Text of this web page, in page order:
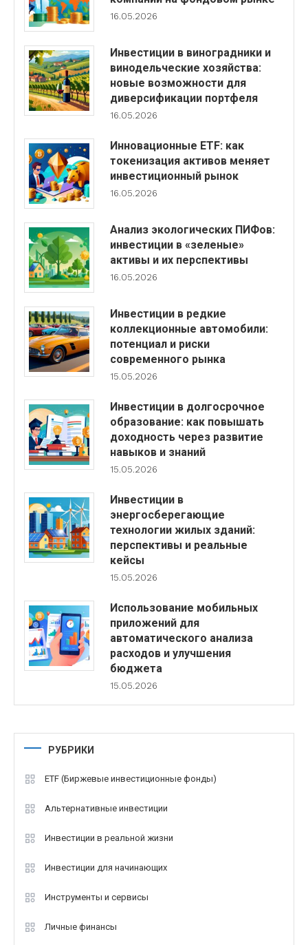
16.05.2026
Инвестиции в виноградники и
винодельческие хозяйства:
новые возможности для
диверсификации портфеля
16.05.2026
Инновационные ETF: как
токенизация активов меняет
инвестиционный рынок
16.05.2026
Анализ экологических ПИФов:
инвестиции в «зеленые»
активы и их перспективы
16.05.2026
Инвестиции в редкие
коллекционные автомобили:
потенциал и риски
современного рынка
15.05.2026
Инвестиции в долгосрочное
образование: как повышать
доходность через развитие
навыков и знаний
15.05.2026
Инвестиции в
энергосберегающие
технологии жилых зданий:
перспективы и реальные
кейсы
15.05.2026
Использование мобильных
приложений для
автоматического анализа
расходов и улучшения
бюджета
15.05.2026
РУБРИКИ
ETF (Биржевые инвестиционные фонды)
Альтернативные инвестиции
Инвестиции в реальной жизни
Инвестиции для начинающих
Инструменты и сервисы
Личные финансы